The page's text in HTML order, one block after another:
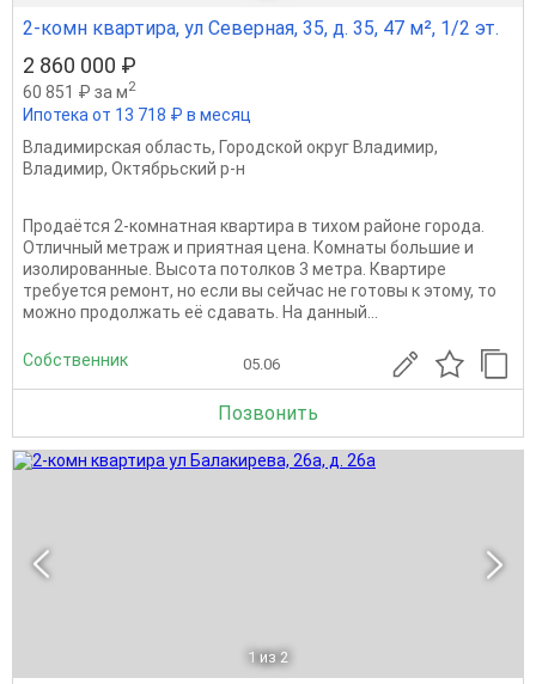
2-комн квартира, ул Северная, 35, д. 35, 47 м², 1/2 эт.
2 860 000 ₽
60 851 ₽ за м2
Ипотека от 13 718 ₽ в месяц
Владимирская область, Городской округ Владимир,
Владимир, Октябрьский р-н
Продаётся 2-комнатная квартира в тихом районе города.
Отличный метраж и приятная цена. Комнаты большие и
изолированные. Высота потолков 3 метра. Квартире
требуется ремонт, но если вы сейчас не готовы к этому, то
можно продолжать её сдавать. На данный...
Собственник 05.06
Позвонить
1 из 2